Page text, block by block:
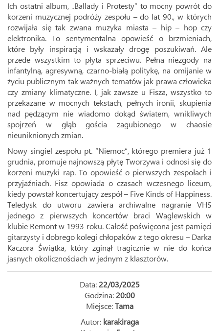
Ich ostatni album, „Ballady i Protesty” to mocny powrót do
korzeni muzycznej podróży zespołu – do lat 90., w których
rozwijała się tak zwana muzyka miasta – hip – hop czy
elektronika. To sentymentalna opowieść o brzmieniach,
które były inspiracją i wskazały drogę poszukiwań. Ale
przede wszystkim to płyta sprzeciwu. Pełna niezgody na
infantylną, agresywną, czarno-białą politykę, na omijanie w
życiu publicznym tak ważnych tematów jak prawa człowieka
czy zmiany klimatyczne. I, jak zawsze u Fisza, wszystko to
przekazane w mocnych tekstach, pełnych ironii, skupienia
nad pędzącym nie wiadomo dokąd światem, wnikliwych
spojrzeń w głąb gościa zagubionego w chaosie
nieuniknionych zmian.
Nowy singiel zespołu pt. “Niemoc”, którego premiera już 1
grudnia, promuje najnowszą płytę Tworzywa i odnosi się do
korzeni muzyki rap. To opowieść o pierwszych zespołach i
przyjaźniach. Fisz opowiada o czasach wczesnego liceum,
kiedy powstał koncertujący zespół – Five Kinds of Happiness.
Teledysk do utworu zawiera archiwalne nagranie VHS
jednego z pierwszych koncertów braci Waglewskich w
klubie Remont w 1993 roku. Całość poświęcona jest pamięci
gitarzysty i dobrego kolegi chłopaków z tego okresu – Darka
Kaczora Świątka, który zginął tragicznie w nie do końca
jasnych okolicznościach w jednym z klasztorów.
Data: 22/03/2025
Godzina: 20:00
Miejsce:Tama
Autor: karakiraga